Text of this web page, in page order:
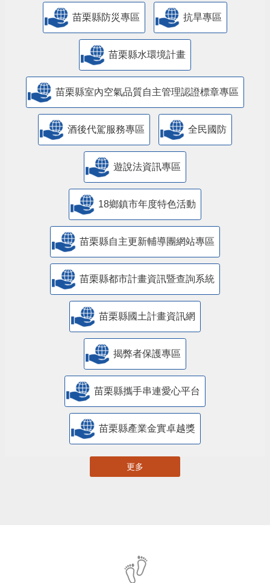
苗栗縣防災專區 抗旱專區
苗栗縣水環境計畫
苗栗縣室內空氣品質自主管理認證標章專區
酒後代駕服務專區 全民國防
遊說法資訊專區
18鄉鎮市年度特色活動
苗栗縣自主更新輔導團網站專區
苗栗縣都市計畫資訊暨查詢系統
苗栗縣國土計畫資訊網
揭弊者保護專區
苗栗縣攜手串連愛心平台
苗栗縣產業金實卓越獎
更多